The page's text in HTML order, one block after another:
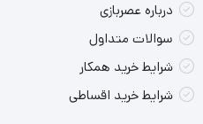
درباره عصربازی
سوالات متداول
شرایط خرید همکار
شرایط خرید اقساطی